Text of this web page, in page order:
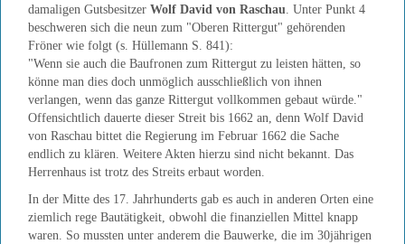
damaligen Gutsbesitzer Wolf David von Raschau. Unter Punkt 4
beschweren sich die neun zum "Oberen Rittergut" gehörenden
Fröner wie folgt (s. Hüllemann S. 841):
"Wenn sie auch die Baufronen zum Rittergut zu leisten hätten, so
könne man dies doch unmöglich ausschließlich von ihnen
verlangen, wenn das ganze Rittergut vollkommen gebaut würde."
Offensichtlich dauerte dieser Streit bis 1662 an, denn Wolf David
von Raschau bittet die Regierung im Februar 1662 die Sache
endlich zu klären. Weitere Akten hierzu sind nicht bekannt. Das
Herrenhaus ist trotz des Streits erbaut worden.
In der Mitte des 17. Jahrhunderts gab es auch in anderen Orten eine
ziemlich rege Bautätigkeit, obwohl die finanziellen Mittel knapp
waren. So mussten unter anderem die Bauwerke, die im 30jährigen